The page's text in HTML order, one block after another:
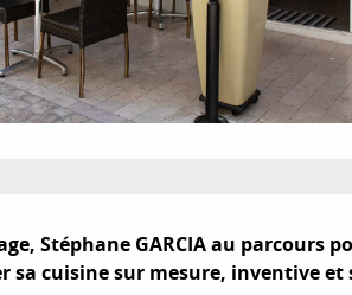
Stéphane GARCIA au parcours
sa cuisine sur mesure, inventive et